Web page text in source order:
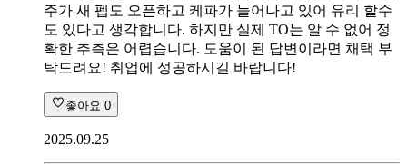
주가 새 펩도 오픈하고 케파가 늘어나고 있어 유리 할수
도 있다고 생각합니다. 하지만 실제 TO는 알 수 없어 정
확한 추측은 어렵습니다. 도움이 된 답변이라면 채택 부
탁드려요! 취업에 성공하시길 바랍니다!
좋아요 0
2025.09.25